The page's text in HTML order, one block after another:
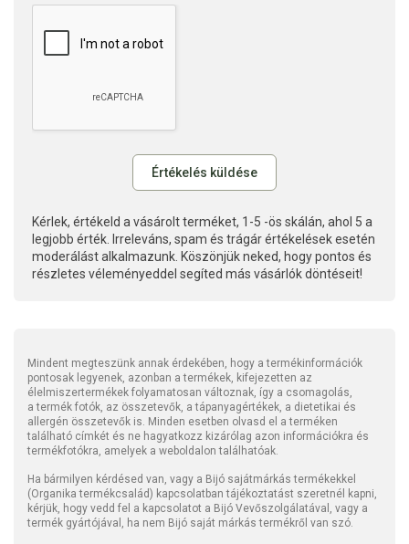
Kérlek, értékeld a vásárolt terméket, 1-5 -ös skálán, ahol 5 a
legjobb érték. Irreleváns, spam és trágár értékelések esetén
moderálást alkalmazunk. Köszönjük neked, hogy pontos és
részletes véleményeddel segíted más vásárlók döntéseit!
Mindent megteszünk annak érdekében, hogy a termékinformációk
pontosak legyenek, azonban a termékek, kifejezetten az
élelmiszertermékek folyamatosan változnak, így a csomagolás,
a termék fotók, az összetevők, a tápanyagértékek, a dietetikai és
allergén összetevők is. Minden esetben olvasd el a terméken
található címkét és ne hagyatkozz kizárólag azon információkra és
termékfotókra, amelyek a weboldalon találhatóak.
Ha bármilyen kérdésed van, vagy a Bijó sajátmárkás termékekkel
(Organika termékcsalád) kapcsolatban tájékoztatást szeretnél kapni,
kérjük, hogy vedd fel a kapcsolatot a Bijó Vevőszolgálatával, vagy a
termék gyártójával, ha nem Bijó saját márkás termékről van szó.